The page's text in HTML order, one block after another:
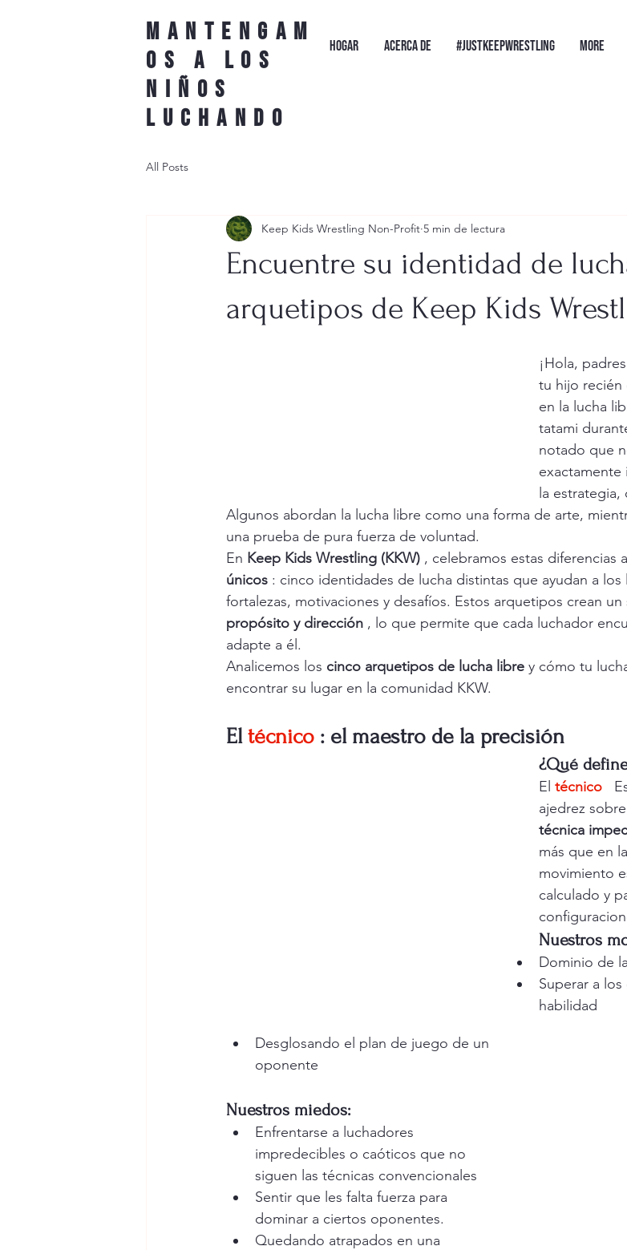
Mantengam
os a los
niños
luchando
HOGAR Acerca de #JustKeepWrestling More
All Posts
Encuentre su identidad de
arquetipos de Keep Kids
Keep Kids Wrestling Non-Profit 5 min de lectura
¡Hola,
tu hijo recién
en la lucha
tatami
notado que
exactamente
la
Algunos abordan la lucha libre como una forma de arte,
una prueba de pura fuerza de voluntad.
En Keep Kids Wrestling (KKW) , celebramos estas diferencias
únicos : cinco identidades de lucha distintas que ayudan a
fortalezas, motivaciones y desafíos. Estos arquetipos crean
propósito y dirección , lo que permite que cada luchador
adapte a él.
Analicemos los cinco arquetipos de lucha libre y cómo tu
encontrar su lugar en la comunidad KKW.
El técnico : el maestro de la precisión
¿Qué
El técnico
ajedrez
técnica
más que en
movimiento
calculado y
Nuestros
Dominio de
Superar a
habilidad
Desglosando el plan de juego de un
oponente
Nuestros miedos:
Enfrentarse a luchadores
impredecibles o caóticos que no
siguen las técnicas convencionales
Sentir que les falta fuerza para
dominar a ciertos oponentes.
Quedando atrapados en una